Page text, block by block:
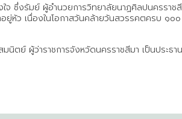
ซึ่งรัมย์ ผู้อำนวยการวิทยาลัยนาฏศิลปนครราช
อยู่หัว เนื่องในโอกาสวันคล้ายวันสวรรคตครบ ๑
นิตย์ ผู้ว่าราชการจังหวัดนครราชสีมา เป็นประธา